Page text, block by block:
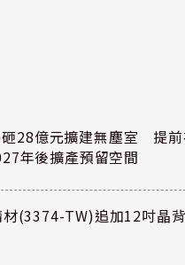
28億元擴建無塵室 提前
年後擴產預留空間
(3374-TW)追加12吋晶